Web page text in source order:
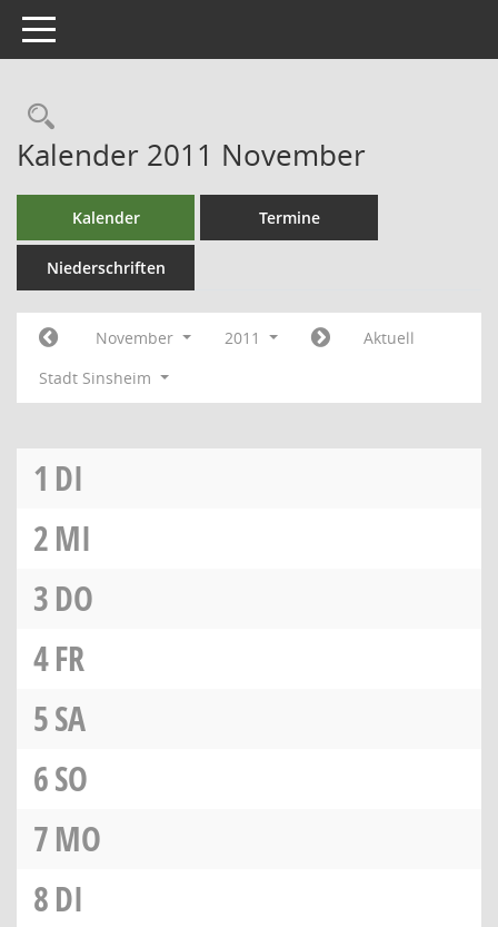
Toggle navigation
Kalender 2011 November
Kalender Termine
Niederschriften
November 2011
Aktuell
Stadt Sinsheim
1 DI
2MI
3DO
4FR
5SA
6SO
7MO
8DI